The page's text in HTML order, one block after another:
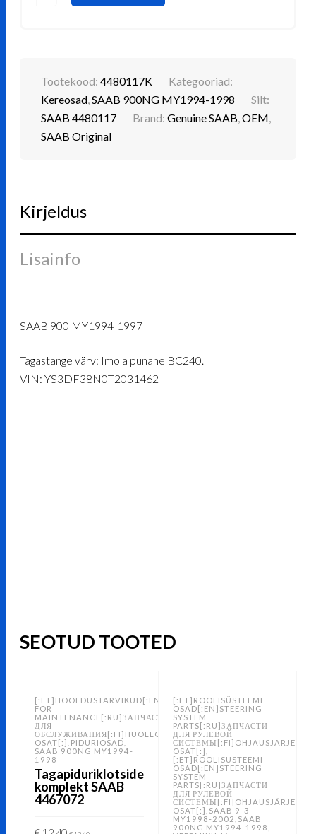
4480117
Tootekood:4480117K
Kategooriad:
Kereosad,SAAB 900NG MY1994-1998
Silt:
SAAB 4480117
Brand:Genuine SAAB,OEM,
SAAB Original
Kirjeldus
Lisainfo
SAAB 900 MY1994-1997
Tagastange värv: Imola punane BC240.
VIN: YS3DF38N0T2031462
SEOTUD TOOTED
[:ET]HOOLDUSTARVIKUD[:EN]PARTS
FOR
MAINTENANCE[:RU]ЗАПЧАСТИ
ДЛЯ
ОБСЛУЖИВАНИЯ[:FI]HUOLLON
OSAT[:] PIDURIOSAD
SAAB 900NG MY1994-
1998
Tagapiduriklotside
komplekt SAAB
4467072
[:ET]ROOLISÜSTEEMI
OSAD[:EN]STEERING
SYSTEM
PARTS[:RU]ЗАПЧАСТИ
ДЛЯ РУЛЕВОЙ
OSAT[:]
[:ET]ROOLISÜSTEEMI
OSAD[:EN]STEERING
SYSTEM
PARTS[:RU]ЗАПЧАСТИ
ДЛЯ РУЛЕВОЙ
OSAT[:] SAAB 9-3
MY1998-2002 SAAB
900NG MY1994-1998